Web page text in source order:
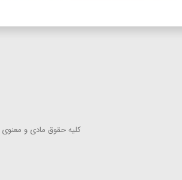
كلیه حقوق مادی و معنوی